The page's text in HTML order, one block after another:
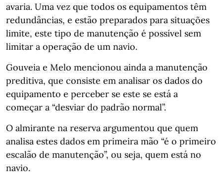
avaria. Uma vez que todos os equipamentos têm
redundâncias, e estão preparados para situações
limite, este tipo de manutenção é possível sem
limitar a operação de um navio.
Gouveia e Melo mencionou ainda a manutenção
preditiva, que consiste em analisar os dados do
equipamento e perceber se este se está a
começar a “desviar do padrão normal”.
O almirante na reserva argumentou que quem
analisa estes dados em primeira mão “é o primeiro
escalão de manutenção”, ou seja, quem está no
navio.